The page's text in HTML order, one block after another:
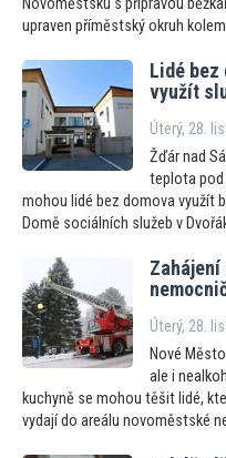
Novoměstsku s přípravou
upraven příměstský okruh
Lidé bez
využít
Úterý, 28.
Žďár nad
teplota pod
mohou lidé bez domova využít
Domě sociálních služeb v
Zahájení
Úterý, 28.
Nové
ale i
kuchyně se mohou těšit lidé,
vydají do areálu novoměstské